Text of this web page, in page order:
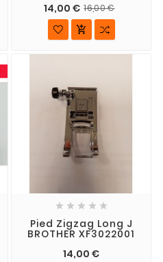
14,00 € 16,00 €

    
Pied Zigzag Long J
BROTHER XF3022001
14,00 €